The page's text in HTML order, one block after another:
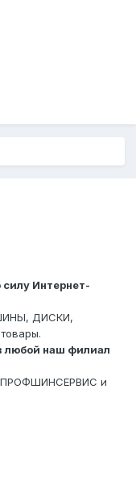
силу Интернет-
ДИСКИ,
любой наш филиал
ПРОФШИНСЕРВИС и